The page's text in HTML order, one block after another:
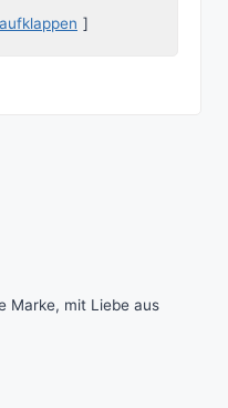
aufklappen
Marke, mit Liebe aus